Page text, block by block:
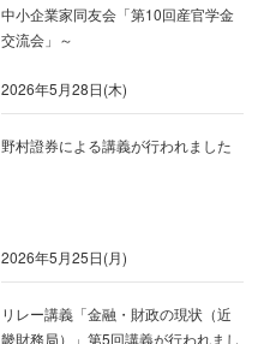
中小企業家同友会「第10回産官学金
交流会」～
2026年5月28日(木)
野村證券による講義が行われました
2026年5月25日(月)
リレー講義「金融・財政の現状（近
畿財務局）」第5回講義が行われまし